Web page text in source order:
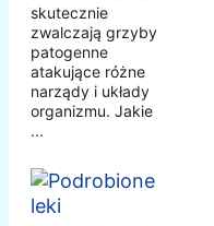
skutecznie
zwalczają grzyby
patogenne
atakujące różne
narządy i układy
organizmu. Jakie
...